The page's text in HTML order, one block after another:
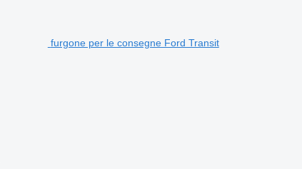
furgone per le consegne Ford Transit